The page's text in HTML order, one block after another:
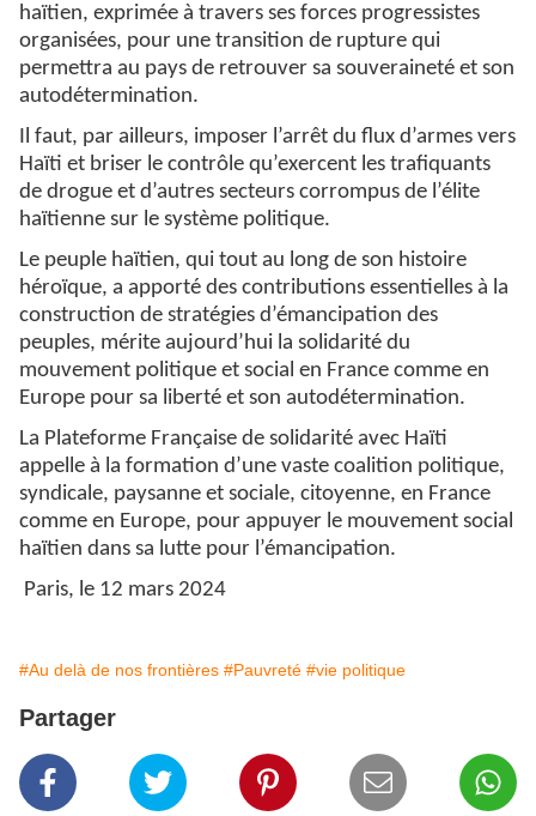
haïtien, exprimée à travers ses forces progressistes
organisées, pour une transition de rupture qui
permettra au pays de retrouver sa souveraineté et son
autodétermination.
Il faut, par ailleurs, imposer l’arrêt du flux d’armes vers
Haïti et briser le contrôle qu’exercent les trafiquants
de drogue et d’autres secteurs corrompus de l’élite
haïtienne sur le système politique.
Le peuple haïtien, qui tout au long de son histoire
héroïque, a apporté des contributions essentielles à la
construction de stratégies d’émancipation des
peuples, mérite aujourd’hui la solidarité du
mouvement politique et social en France comme en
Europe pour sa liberté et son autodétermination.
La Plateforme Française de solidarité avec Haïti
appelle à la formation d’une vaste coalition politique,
syndicale, paysanne et sociale, citoyenne, en France
comme en Europe, pour appuyer le mouvement social
haïtien dans sa lutte pour l’émancipation.
Paris, le 12 mars 2024
#Au delà de nos frontières #Pauvreté #vie politique
Partager